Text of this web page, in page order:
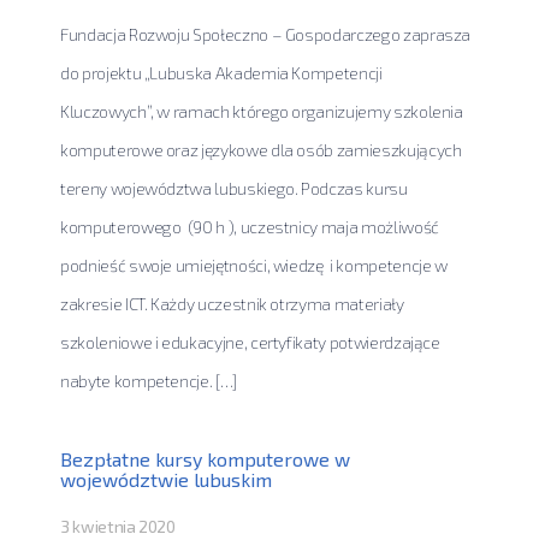
Fundacja Rozwoju Społeczno – Gospodarczego zaprasza
do projektu „Lubuska Akademia Kompetencji
Kluczowych”, w ramach którego organizujemy szkolenia
komputerowe oraz językowe dla osób zamieszkujących
tereny województwa lubuskiego. Podczas kursu
komputerowego (90 h ), uczestnicy maja możliwość
podnieść swoje umiejętności, wiedzę i kompetencje w
zakresie ICT. Każdy uczestnik otrzyma materiały
szkoleniowe i edukacyjne, certyfikaty potwierdzające
nabyte kompetencje. […]
Bezpłatne kursy komputerowe w
województwie lubuskim
3 kwietnia 2020